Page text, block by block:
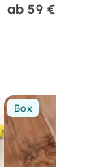
ab 59 €
Box